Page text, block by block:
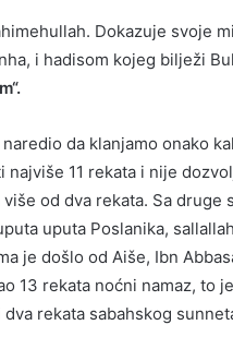
Dokazuje svoje
i hadisom kojeg bilježi
da klanjamo onako
11 rekata i nije
od dva rekata. Sa druge
uputa Poslanika,
je došlo od Aiše, Ibn
13 rekata noćni namaz, to
rekata sabahskog